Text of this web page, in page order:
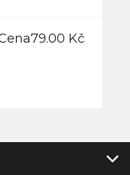
79.00 Kč